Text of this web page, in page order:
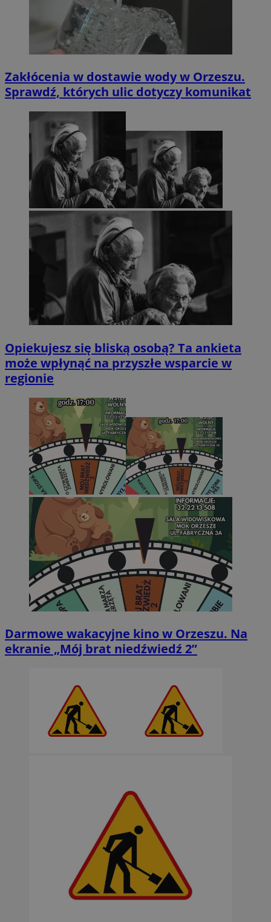
Zakłócenia w dostawie wody w Orzeszu.
Sprawdź, których ulic dotyczy komunikat
Opiekujesz się bliską osobą? Ta ankieta
może wpłynąć na przyszłe wsparcie w
regionie
Darmowe wakacyjne kino w Orzeszu. Na
ekranie „Mój brat niedźwiedź 2”